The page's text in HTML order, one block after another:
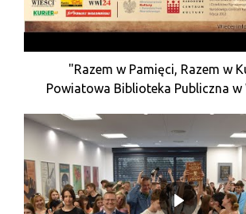
"Razem w Pamięci, Razem w
Powiatowa Biblioteka Publiczna w